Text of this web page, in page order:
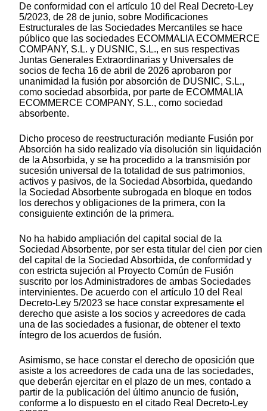
De conformidad con el artículo 10 del Real Decreto-Ley
5/2023, de 28 de junio, sobre Modificaciones
Estructurales de las Sociedades Mercantiles se hace
público que las sociedades ECOMMALIA ECOMMERCE
COMPANY, S.L. y DUSNIC, S.L., en sus respectivas
Juntas Generales Extraordinarias y Universales de
socios de fecha 16 de abril de 2026 aprobaron por
unanimidad la fusión por absorción de DUSNIC, S.L.,
como sociedad absorbida, por parte de ECOMMALIA
ECOMMERCE COMPANY, S.L., como sociedad
absorbente.
Dicho proceso de reestructuración mediante Fusión por
Absorción ha sido realizado vía disolución sin liquidación
de la Absorbida, y se ha procedido a la transmisión por
sucesión universal de la totalidad de sus patrimonios,
activos y pasivos, de la Sociedad Absorbida, quedando
la Sociedad Absorbente subrogada en bloque en todos
los derechos y obligaciones de la primera, con la
consiguiente extinción de la primera.
No ha habido ampliación del capital social de la
Sociedad Absorbente, por ser esta titular del cien por cien
del capital de la Sociedad Absorbida, de conformidad y
con estricta sujeción al Proyecto Común de Fusión
suscrito por los Administradores de ambas Sociedades
intervinientes. De acuerdo con el artículo 10 del Real
Decreto-Ley 5/2023 se hace constar expresamente el
derecho que asiste a los socios y acreedores de cada
una de las sociedades a fusionar, de obtener el texto
íntegro de los acuerdos de fusión.
Asimismo, se hace constar el derecho de oposición que
asiste a los acreedores de cada una de las sociedades,
que deberán ejercitar en el plazo de un mes, contado a
partir de la publicación del último anuncio de fusión,
conforme a lo dispuesto en el citado Real Decreto-Ley